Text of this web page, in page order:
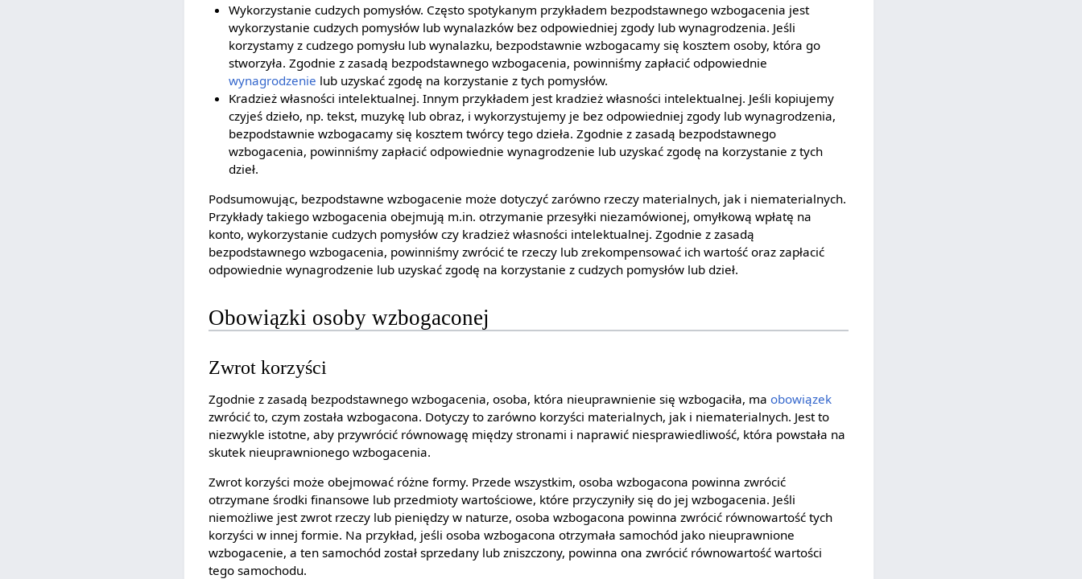
Wykorzystanie cudzych pomysłów. Często spotykanym przykładem bezpodstawnego wzbogacenia jest
wykorzystanie cudzych pomysłów lub wynalazków bez odpowiedniej zgody lub wynagrodzenia. Jeśli
korzystamy z cudzego pomysłu lub wynalazku, bezpodstawnie wzbogacamy się kosztem osoby, która go
stworzyła. Zgodnie z zasadą bezpodstawnego wzbogacenia, powinniśmy zapłacić odpowiednie
wynagrodzenie lub uzyskać zgodę na korzystanie z tych pomysłów.
Kradzież własności intelektualnej. Innym przykładem jest kradzież własności intelektualnej. Jeśli kopiujemy
czyjeś dzieło, np. tekst, muzykę lub obraz, i wykorzystujemy je bez odpowiedniej zgody lub wynagrodzenia,
bezpodstawnie wzbogacamy się kosztem twórcy tego dzieła. Zgodnie z zasadą bezpodstawnego
wzbogacenia, powinniśmy zapłacić odpowiednie wynagrodzenie lub uzyskać zgodę na korzystanie z tych
dzieł.
Podsumowując, bezpodstawne wzbogacenie może dotyczyć zarówno rzeczy materialnych, jak i niematerialnych.
Przykłady takiego wzbogacenia obejmują m.in. otrzymanie przesyłki niezamówionej, omyłkową wpłatę na
konto, wykorzystanie cudzych pomysłów czy kradzież własności intelektualnej. Zgodnie z zasadą
bezpodstawnego wzbogacenia, powinniśmy zwrócić te rzeczy lub zrekompensować ich wartość oraz zapłacić
odpowiednie wynagrodzenie lub uzyskać zgodę na korzystanie z cudzych pomysłów lub dzieł.
Obowiązki osoby wzbogaconej
Zwrot korzyści
Zgodnie z zasadą bezpodstawnego wzbogacenia, osoba, która nieuprawnienie się wzbogaciła, maobowiązek
zwrócić to, czym została wzbogacona. Dotyczy to zarówno korzyści materialnych, jak i niematerialnych. Jest to
niezwykle istotne, aby przywrócić równowagę między stronami i naprawić niesprawiedliwość, która powstała na
skutek nieuprawnionego wzbogacenia.
Zwrot korzyści może obejmować różne formy. Przede wszystkim, osoba wzbogacona powinna zwrócić
otrzymane środki finansowe lub przedmioty wartościowe, które przyczyniły się do jej wzbogacenia. Jeśli
niemożliwe jest zwrot rzeczy lub pieniędzy w naturze, osoba wzbogacona powinna zwrócić równowartość tych
korzyści w innej formie. Na przykład, jeśli osoba wzbogacona otrzymała samochód jako nieuprawnione
wzbogacenie, a ten samochód został sprzedany lub zniszczony, powinna ona zwrócić równowartość wartości
tego samochodu.